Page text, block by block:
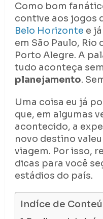
Como bom
contive aos jogos
Belo Horizonte e
em São Paulo,
Porto Alegre. A
tudo aconteça
planejamento.
Uma coisa eu já
que, em algumas
acontecido, a
novo destino
viagem. Por isso,
dicas para você
estádios do país.
Indíce de